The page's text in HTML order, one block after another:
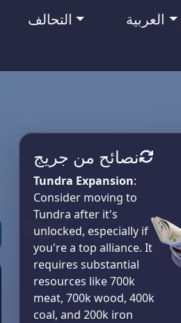
التحالف
العربية
نصائح من جريج
Tundra Expansion:
Consider moving to
Tundra after it's
unlocked, especially if
you're a top alliance. It
requires substantial
resources like 700k
meat, 700k wood, 400k
coal, and 200k iron​